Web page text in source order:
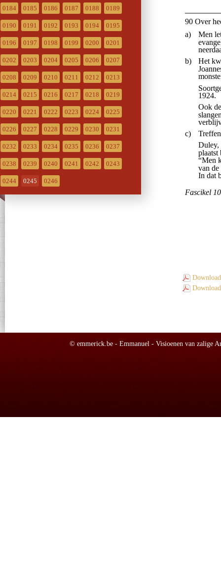
0184 0185 0186 0187 0188 0189
0190 0191 0192 0193 0194 0195
0196 0197 0198 0199 0200 0201
0202 0203 0204 0205 0206 0207
0208 0209 0210 0211 0212 0213
0214 0215 0216 0217 0218 0219
0220 0221 0222 0223 0224 0225
0226 0227 0228 0229 0230 0231
0232 0233 0234 0235 0236 0237
0238 0239 0240 0241 0242 0243
0244 0245 0246
© emmerick.be - Emmanuel - Visioenen van zalige